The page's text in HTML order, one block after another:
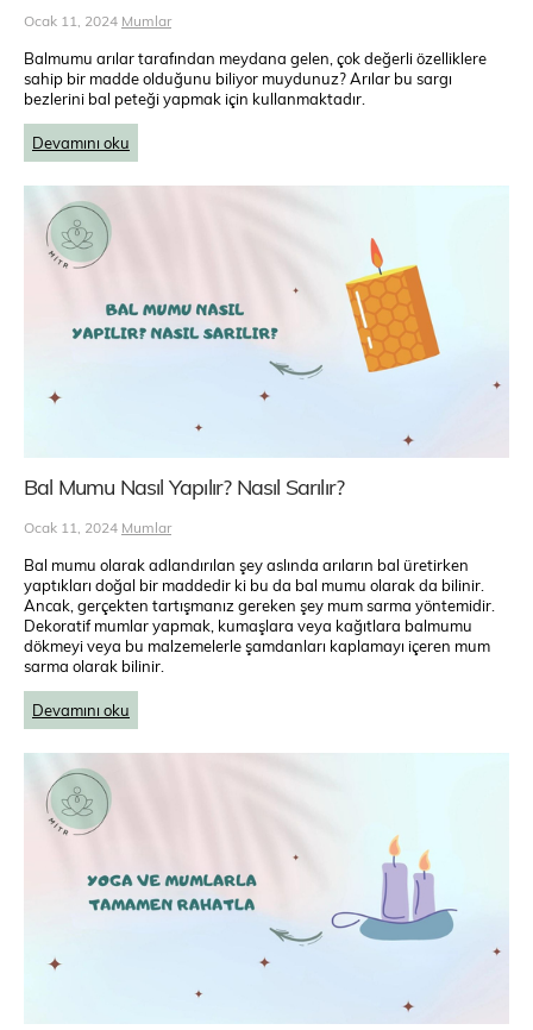
Ocak 11, 2024 Mumlar
Balmumu arılar tarafından meydana gelen, çok değerli özelliklere
sahip bir madde olduğunu biliyor muydunuz? Arılar bu sargı
bezlerini bal peteği yapmak için kullanmaktadır.
Devamını oku
Bal Mumu Nasıl Yapılır? Nasıl Sarılır?
Ocak 11, 2024 Mumlar
Bal mumu olarak adlandırılan şey aslında arıların bal üretirken
yaptıkları doğal bir maddedir ki bu da bal mumu olarak da bilinir.
Ancak, gerçekten tartışmanız gereken şey mum sarma yöntemidir.
Dekoratif mumlar yapmak, kumaşlara veya kağıtlara balmumu
dökmeyi veya bu malzemelerle şamdanları kaplamayı içeren mum
sarma olarak bilinir.
Devamını oku